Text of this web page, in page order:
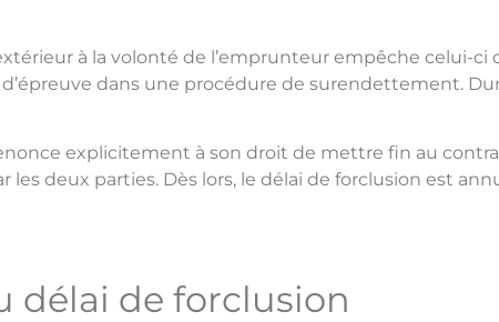
à la volonté de l’emprunteur empêche celui-ci
dans une procédure de surendettement.
explicitement à son droit de mettre fin au
deux parties. Dès lors, le délai de forclusion est
délai de forclusion